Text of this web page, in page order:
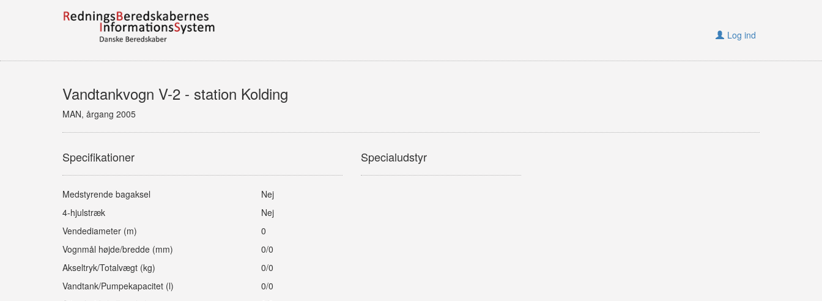
Log ind
Vandtankvogn V-2 - station Kolding
MAN, årgang 2005
Specifikationer
Medstyrende bagaksel
4-hjulstræk
Vendediameter (m)
Vognmål højde/bredde (mm)
Akseltryk/Totalvægt (kg)
Vandtank/Pumpekapacitet (l)
Nej
Nej
0
0/0
0/0
0/0
Specialudstyr